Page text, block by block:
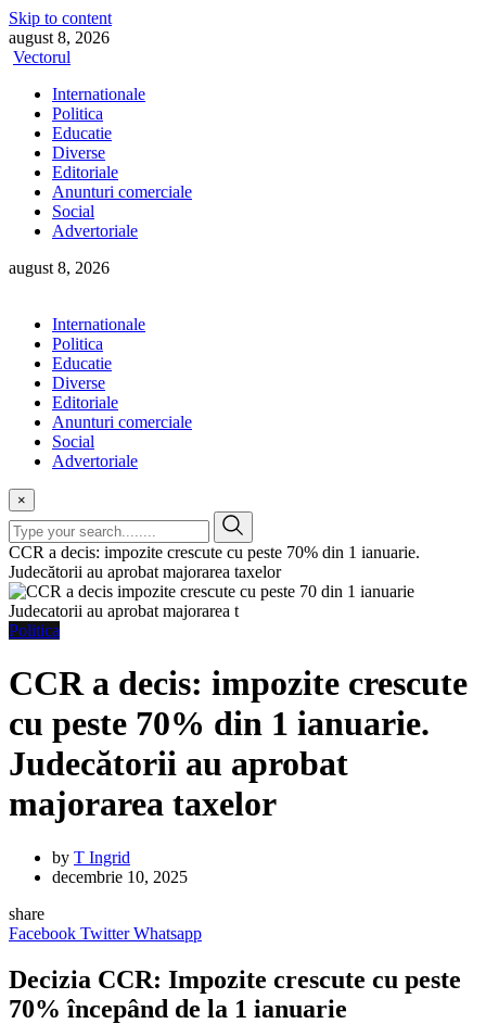
Skip to content
august 8, 2026
Vectorul
Internationale
Politica
Educatie
Diverse
Editoriale
Anunturi comerciale
Social
Advertoriale
august 8, 2026
Internationale
Politica
Educatie
Diverse
Editoriale
Anunturi comerciale
Social
Advertoriale
×
CCR a decis: impozite crescute cu peste 70% din 1 ianuarie.
Judecătorii au aprobat majorarea taxelor
Politica
CCR a decis: impozite crescute
cu peste 70% din 1 ianuarie.
Judecătorii au aprobat
majorarea taxelor
by T Ingrid
decembrie 10, 2025
share
Facebook Twitter Whatsapp
Decizia CCR: Impozite crescute cu peste
70% începând de la 1 ianuarie